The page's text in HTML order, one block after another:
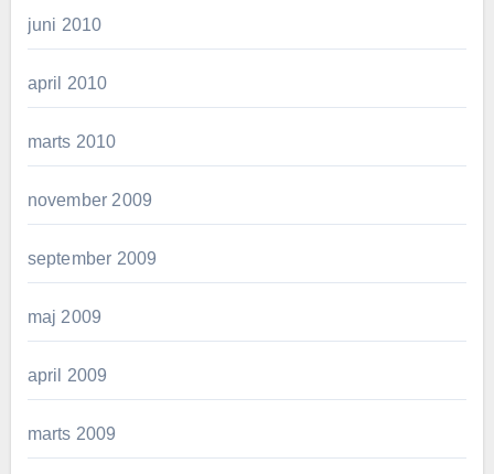
juni 2010
april 2010
marts 2010
november 2009
september 2009
maj 2009
april 2009
marts 2009